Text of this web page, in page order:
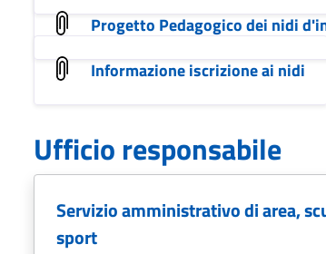
Progetto Pedagogico dei nidi
Informazione iscrizione ai nidi
Ufficio responsabile
Servizio amministrativo di area,
sport